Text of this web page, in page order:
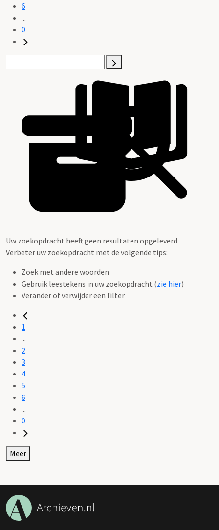
6
...
0
Uw zoekopdracht heeft geen resultaten opgeleverd.
Verbeter uw zoekopdracht met de volgende tips:
Zoek met andere woorden
Gebruik leestekens in uw zoekopdracht (zie hier)
Verander of verwijder een filter
1
...
2
3
4
5
6
...
0
Meer